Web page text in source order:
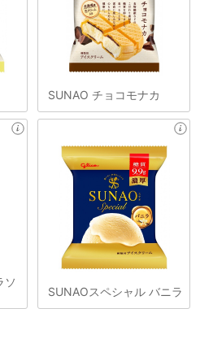
SUNAO チョコモナカ
ソ
SUNAOスペシャル バニラ